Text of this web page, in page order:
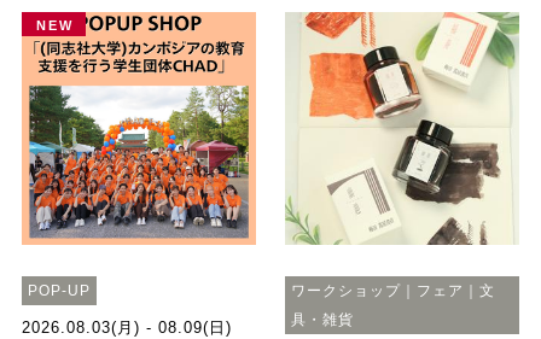
NEW
POP-UP
2026.08.03(月) - 08.09(日)
ワークショップ｜フェア｜文
具・雑貨